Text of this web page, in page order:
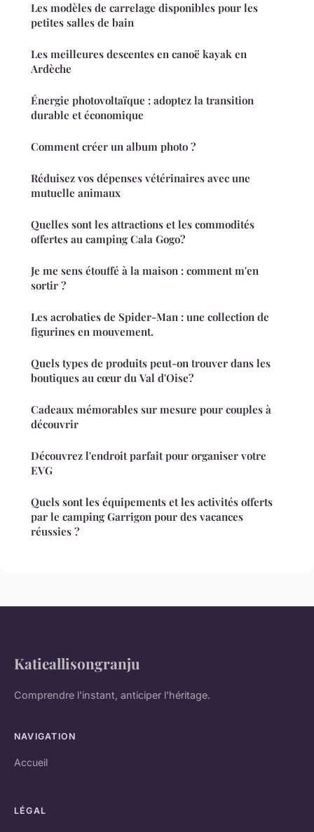
Les modèles de carrelage disponibles pour les
petites salles de bain
Les meilleures descentes en canoë kayak en
Ardèche
Énergie photovoltaïque : adoptez la transition
durable et économique
Comment créer un album photo ?
Réduisez vos dépenses vétérinaires avec une
mutuelle animaux
Quelles sont les attractions et les commodités
offertes au camping Cala Gogo?
Je me sens étouffé à la maison : comment m'en
sortir ?
Les acrobaties de Spider-Man : une collection de
figurines en mouvement.
Quels types de produits peut-on trouver dans les
boutiques au cœur du Val d'Oise?
Cadeaux mémorables sur mesure pour couples à
découvrir
Découvrez l'endroit parfait pour organiser votre
EVG
Quels sont les équipements et les activités offerts
par le camping Garrigon pour des vacances
réussies ?
Katieallisongranju
Comprendre l'instant, anticiper l'héritage.
NAVIGATION
Accueil
LÉGAL